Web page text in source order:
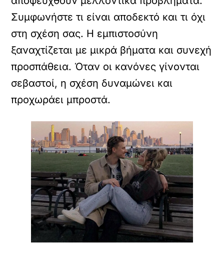
Συμφωνήστε τι είναι αποδεκτό και τι όχι
στη σχέση σας. Η εμπιστοσύνη
ξαναχτίζεται με μικρά βήματα και συνεχή
προσπάθεια. Όταν οι κανόνες γίνονται
σεβαστοί, η σχέση δυναμώνει και
προχωράει μπροστά.